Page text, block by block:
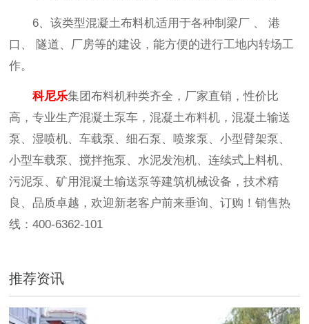
6、该类型混凝土布料机适用于各种制梁厂 、 港
口、 隧道、厂房等的建设，能方便的进行工地内转场工
作。
科尼乐集团布料机种类齐全，厂家直销，性价比
高，专业生产混凝土泵车，混凝土布料机，混凝土输送
泵、湿喷机、车载泵、细石泵、喷浆泵、小型臂架泵、
小型车载泵、搅拌拖泵、水泥发泡机、连续式上料机、
污泥泵、矿用混凝土输送泵等建筑机械设备，技术精
良、品质卓越，欢迎新老客户前来垂询、订购！销售热
线：400-6362-101
推荐资讯